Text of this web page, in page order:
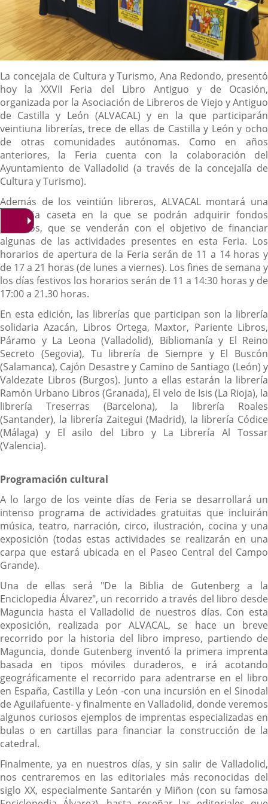
Descripción
La concejala de Cultura y Turismo, Ana Redondo, presentó
hoy la XXVII Feria del Libro Antiguo y de Ocasión,
organizada por la Asociación de Libreros de Viejo y Antiguo
de Castilla y León (ALVACAL) y en la que participarán
veintiuna librerías, trece de ellas de Castilla y León y ocho
de otras comunidades autónomas. Como en años
anteriores, la Feria cuenta con la colaboración del
Ayuntamiento de Valladolid (a través de la concejalía de
Cultura y Turismo).
Además de los veintiún libreros, ALVACAL montará una
pequeña caseta en la que se podrán adquirir fondos
donados, que se venderán con el objetivo de financiar
algunas de las actividades presentes en esta Feria. Los
horarios de apertura de la Feria serán de 11 a 14 horas y
de 17 a 21 horas (de lunes a viernes). Los fines de semana y
los días festivos los horarios serán de 11 a 14:30 horas y de
17:00 a 21.30 horas.
En esta edición, las librerías que participan son la librería
solidaria Azacán, Libros Ortega, Maxtor, Pariente Libros,
Páramo y La Leona (Valladolid), Bibliomanía y El Reino
Secreto (Segovia), Tu librería de Siempre y El Buscón
(Salamanca), Cajón Desastre y Camino de Santiago (León) y
Valdezate Libros (Burgos). Junto a ellas estarán la librería
Ramón Urbano Libros (Granada), El velo de Isis (La Rioja), la
librería Treserras (Barcelona), la librería Roales
(Santander), la librería Zaitegui (Madrid), la librería Códice
(Málaga) y El asilo del Libro y La Librería Al Tossar
(Valencia).
Programación cultural
A lo largo de los veinte días de Feria se desarrollará un
intenso programa de actividades gratuitas que incluirán
música, teatro, narración, circo, ilustración, cocina y una
exposición (todas estas actividades se realizarán en una
carpa que estará ubicada en el Paseo Central del Campo
Grande).
Una de ellas será "De la Biblia de Gutenberg a la
Enciclopedia Álvarez", un recorrido a través del libro desde
Maguncia hasta el Valladolid de nuestros días. Con esta
exposición, realizada por ALVACAL, se hace un breve
recorrido por la historia del libro impreso, partiendo de
Maguncia, donde Gutenberg inventó la primera imprenta
basada en tipos móviles duraderos, e irá acotando
geográficamente el recorrido para adentrarse en el libro
en España, Castilla y León -con una incursión en el Sinodal
de Aguilafuente- y finalmente en Valladolid, donde veremos
algunos curiosos ejemplos de imprentas especializadas en
bulas o en cartillas para financiar la construcción de la
catedral.
Finalmente, ya en nuestros días, y sin salir de Valladolid,
nos centraremos en las editoriales más reconocidas del
siglo XX, especialmente Santarén y Miñon (con su famosa